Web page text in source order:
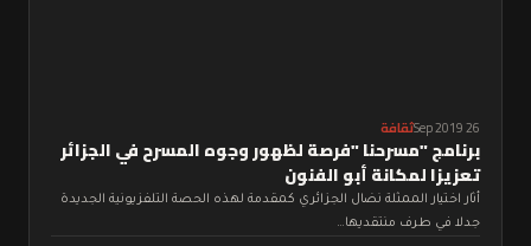
26 Sep 2019 ثقافة
برنامج "مسرحنا "فرصة لظهور وجوه المسرح في الجزائر
تعزيزا لمكانة أبو الفنون
أثار اختيار الممثلة نضال الجزائري كمقدمة لهذه الحصة التلفزيونية الجديدة
جدلا في طرف منتقديها…